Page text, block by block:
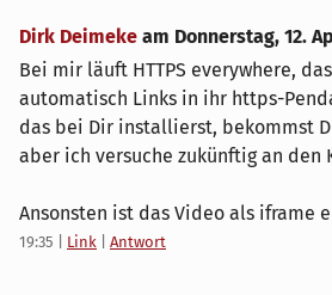
Dirk Deimeke am Donnerstag, 12.
Bei mir läuft HTTPS everywhere,
automatisch Links in ihr https-
das bei Dir installierst, bekommst
aber ich versuche zukünftig an den
Ansonsten ist das Video als iframe
19:35 Link Antwort